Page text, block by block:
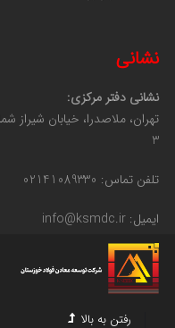
نشانی
نشانی دفتر مرکزی:
3
تلفن تماس: 02141089330
ایمیل: info@ksmdc.ir
رفتن به بالا